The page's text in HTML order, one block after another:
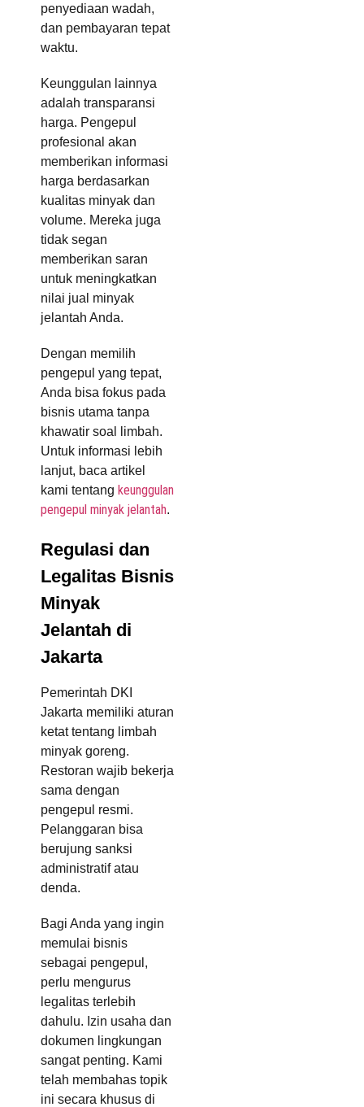
penyediaan wadah,
dan pembayaran tepat
waktu.
Keunggulan lainnya
adalah transparansi
harga. Pengepul
profesional akan
memberikan informasi
harga berdasarkan
kualitas minyak dan
volume. Mereka juga
tidak segan
memberikan saran
untuk meningkatkan
nilai jual minyak
jelantah Anda.
Dengan memilih
pengepul yang tepat,
Anda bisa fokus pada
bisnis utama tanpa
khawatir soal limbah.
Untuk informasi lebih
lanjut, baca artikel
kami tentang keunggulan
pengepul minyak jelantah.
Regulasi dan
Legalitas Bisnis
Minyak
Jelantah di
Jakarta
Pemerintah DKI
Jakarta memiliki aturan
ketat tentang limbah
minyak goreng.
Restoran wajib bekerja
sama dengan
pengepul resmi.
Pelanggaran bisa
berujung sanksi
administratif atau
denda.
Bagi Anda yang ingin
memulai bisnis
sebagai pengepul,
perlu mengurus
legalitas terlebih
dahulu. Izin usaha dan
dokumen lingkungan
sangat penting. Kami
telah membahas topik
ini secara khusus di